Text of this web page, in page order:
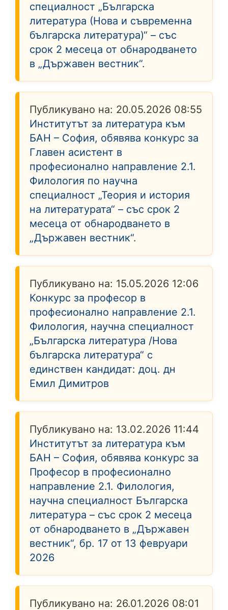
специалност „Българска
литература (Нова и съвременна
българска литература)“ – със
срок 2 месеца от обнародването
в „Държавен вестник“.
Публикувано на: 20.05.2026 08:55
Институтът за литература към
БАН – София, обявява конкурс за
Главен асистент в
професионално направление 2.1.
Филология по научна
специалност „Теория и история
на литературата“ – със срок 2
месеца от обнародването в
„Държавен вестник“.
Публикувано на: 15.05.2026 12:06
Конкурс за професор в
професионално направление 2.1.
Филология, научна специалност
„Българска литература /Нова
българска литература“ с
единствен кандидат: доц. дн
Емил Димитров
Публикувано на: 13.02.2026 11:44
Институтът за литература към
БАН – София, обявява конкурс за
Професор в професионално
направление 2.1. Филология,
научна специалност Българска
литература – със срок 2 месеца
от обнародването в „Държавен
вестник“, бр. 17 от 13 февруари
2026
Публикувано на: 26.01.2026 08:01